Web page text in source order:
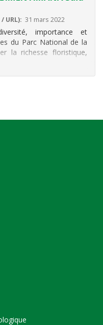
URL) 31 mars 2022
importance et
du Parc National de la
la richesse floristique,
des espèces